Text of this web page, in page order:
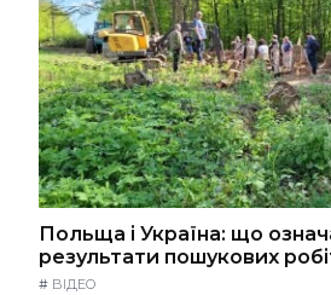
Польща і Україна: що
результати пошукових
# ВІДЕО